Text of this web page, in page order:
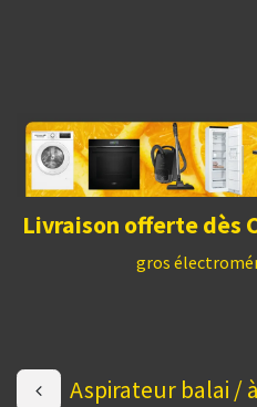
Livraison offerte dès
gros
Aspirateur balai /